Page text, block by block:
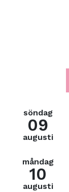
söndag
09
augusti
måndag
10
augusti